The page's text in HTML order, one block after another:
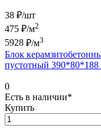
38 ₽/шт
475 ₽/м2
5928 ₽/м3
Блок
пустотный
0
Есть в наличии*
Купить